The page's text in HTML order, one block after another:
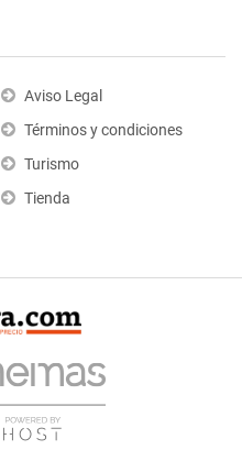
Aviso Legal
Términos y condiciones
Turismo
Tienda